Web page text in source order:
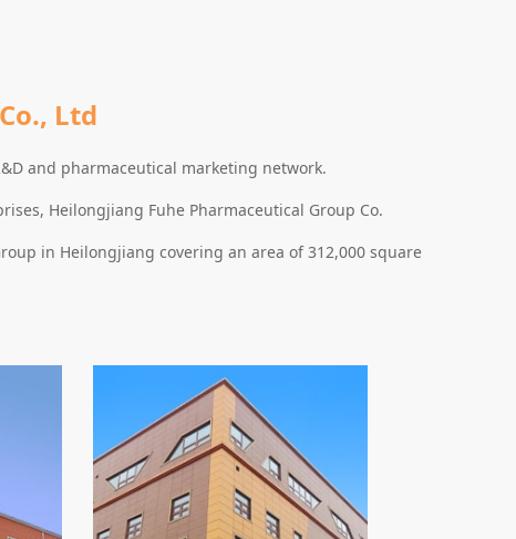
Ltd
and pharmaceutical marketing network.
Heilongjiang Fuhe Pharmaceutical Group Co.
in Heilongjiang covering an area of 312,000 square